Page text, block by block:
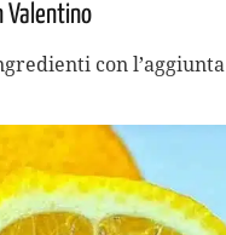
Valentino
con l’aggiunta